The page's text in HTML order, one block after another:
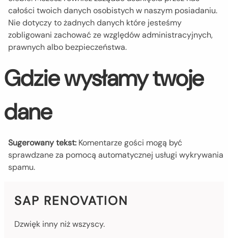
całości twoich danych osobistych w naszym posiadaniu.
Nie dotyczy to żadnych danych które jesteśmy
zobligowani zachować ze względów administracyjnych,
prawnych albo bezpieczeństwa.
Gdzie wysłamy twoje
dane
Sugerowany tekst: Komentarze gości mogą być
sprawdzane za pomocą automatycznej usługi wykrywania
spamu.
SAP RENOVATION
Dzwięk inny niż wszyscy.